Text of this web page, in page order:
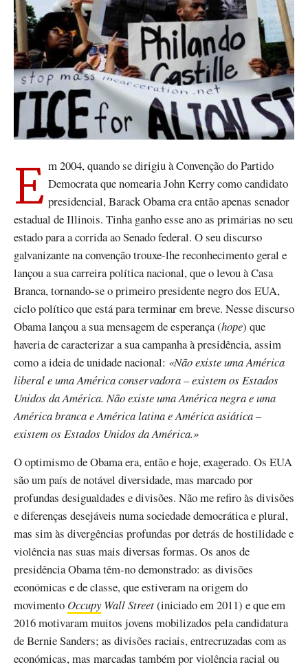
Em 2004, quando se dirigiu à Convenção do Partido Democrata que nomearia John Kerry como candidato
presidencial, Barack Obama era então apenas senador
estadual de Illinois. Tinha ganho esse ano as primárias no seu
estado para a corrida ao Senado federal. O seu discurso
galvanizante na convenção trouxe-lhe reconhecimento geral e
lançou a sua carreira política nacional, que o levou à Casa
Branca, tornando-se o primeiro presidente negro dos EUA,
ciclo político que está para terminar em breve. Nesse discurso
Obama lançou a sua mensagem de esperança (hope) que
haveria de caracterizar a sua campanha à presidência, assim
como a ideia de unidade nacional: «Não existe uma América
liberal e uma América conservadora – existem os Estados
Unidos da América. Não existe uma América negra e uma
América branca e América latina e América asiática –
existem os Estados Unidos da América.»
O optimismo de Obama era, então e hoje, exagerado. Os EUA
são um país de notável diversidade, mas marcado por
profundas desigualdades e divisões. Não me refiro às divisões
e diferenças desejáveis numa sociedade democrática e plural,
mas sim às divergências profundas por detrás de hostilidade e
violência nas suas mais diversas formas. Os anos de
presidência Obama têm-no demonstrado: as divisões
económicas e de classe, que estiveram na origem do
movimento Occupy Wall Street(iniciado em 2011) e que em
2016 motivaram muitos jovens mobilizados pela candidatura
de Bernie Sanders; as divisões raciais, entrecruzadas com as
económicas, mas marcadas também por violência racial ou